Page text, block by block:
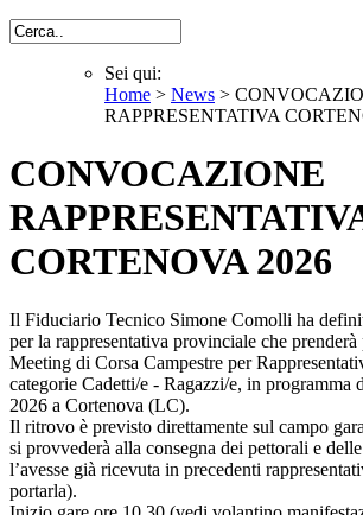
Cerca
Sei qui
Sei qui:
Home > News >
RAPPRESENTATIVA
CONVOCAZIONE
CORTENOVA 2026
Il Fiduciario Tecnico Simone Comolli ha
per la rappresentativa provinciale che
Meeting di Corsa Campestre per
categorie Cadetti/e - Ragazzi/e, in programma
2026 a Cortenova (LC).
Il ritrovo è previsto direttamente sul campo
si provvederà alla consegna dei pettorali e
l’avesse già ricevuta in precedenti
portarla).